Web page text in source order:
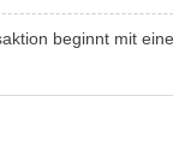
beginnt mit